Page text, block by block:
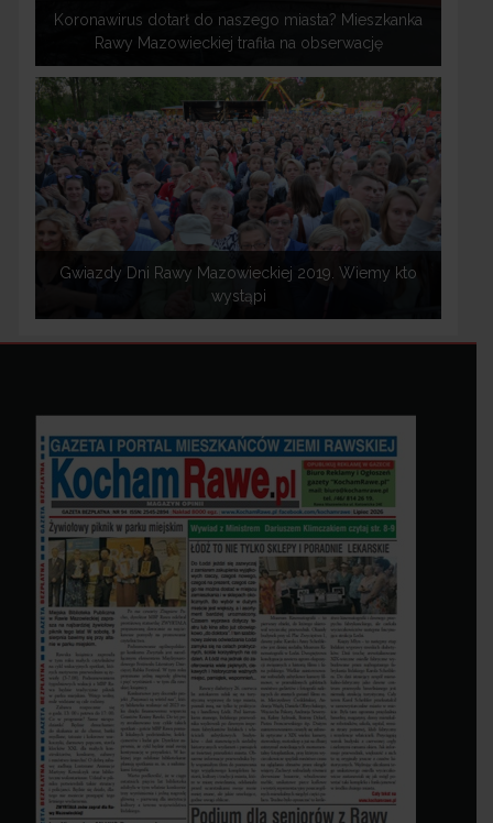
Koronawirus dotarł do naszego miasta? Mieszkanka
Rawy Mazowieckiej trafiła na obserwację
Gwiazdy Dni Rawy Mazowieckiej 2019. Wiemy kto
wystąpi